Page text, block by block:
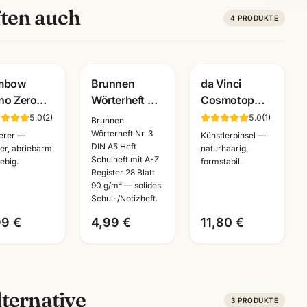
auch 4 PRODUKTE
Zero
·
·
5.0(2)
—
abriebarm,
€
Brunnen
Wörterheft Nr.
3 · DIN A5 mit
A-Z Register ·
28 Blatt 90g ·
Schulheft
Mannheim
Brunnen
Wörterheft Nr. 3
DIN A5 Heft
Schulheft mit A-Z
Register 28 Blatt
90 g/m² — solides
Schul-/Notizheft.
4,99 €
da Vinci
Cosmotop
Mix B
Aquarellpinsel
· Serie 5530 ·
Künstlerbedarf
5.0(1)
Künstlerpinsel —
naturhaarig,
formstabil.
11,80 €
3 PRODUKTE